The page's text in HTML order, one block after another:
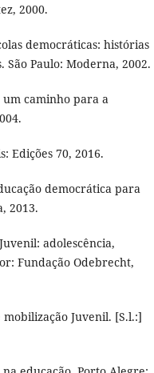
2000.
democráticas: histórias
Paulo: Moderna, 2002.
um caminho para a
Edições 70, 2016.
democrática para
2013.
adolescência,
Fundação Odebrecht,
Juvenil. [S.l.:]